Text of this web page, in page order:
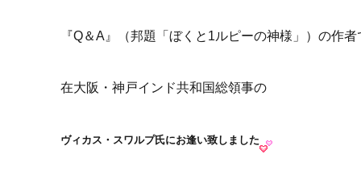
『Q＆A』（邦題「ぼくと1ルピーの神様」）の作者
在大阪・神戸インド共和国総領事の
ヴィカス・スワルプ氏にお逢い致しました